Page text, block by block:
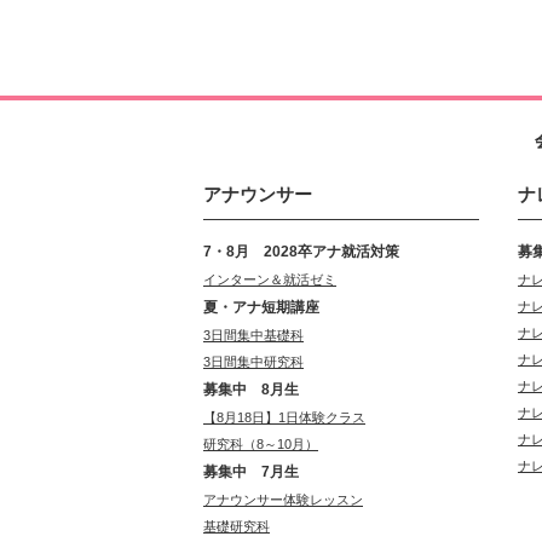
アナウンサー
7・8月 2028卒アナ就活対策
インターン＆就活ゼミ
夏・アナ短期講座
3日間集中基礎科
3日間集中研究科
募集中 8月生
【8月18日】1日体験クラス
研究科（8～10月）
募集中 7月生
アナウンサー体験レッスン
基礎研究科
ナ
募
ナ
ナ
ナ
ナ
ナ
ナ
ナ
ナ